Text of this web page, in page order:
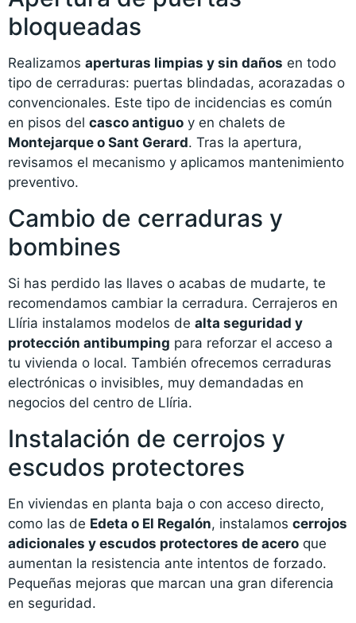
bloqueadas
Realizamos aperturas limpias y sin daños en todo
tipo de cerraduras: puertas blindadas, acorazadas o
convencionales. Este tipo de incidencias es común
en pisos del casco antiguo y en chalets de
Montejarque o Sant Gerard. Tras la apertura,
revisamos el mecanismo y aplicamos mantenimiento
preventivo.
Cambio de cerraduras y
bombines
Si has perdido las llaves o acabas de mudarte, te
recomendamos cambiar la cerradura. Cerrajeros en
Llíria instalamos modelos de alta seguridad y
protección antibumping para reforzar el acceso a
tu vivienda o local. También ofrecemos cerraduras
electrónicas o invisibles, muy demandadas en
negocios del centro de Llíria.
Instalación de cerrojos y
escudos protectores
En viviendas en planta baja o con acceso directo,
como las de Edeta o El Regalón, instalamos cerrojos
adicionales y escudos protectores de acero que
aumentan la resistencia ante intentos de forzado.
Pequeñas mejoras que marcan una gran diferencia
en seguridad.